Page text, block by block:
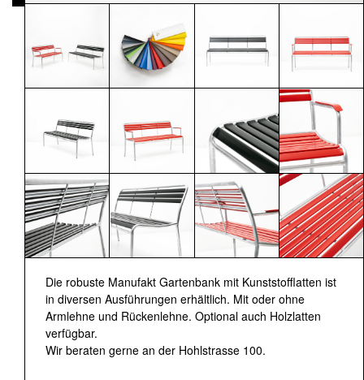
Die robuste Manufakt Gartenbank mit Kunststofflatten ist
in diversen Ausführungen erhältlich. Mit oder ohne
Armlehne und Rückenlehne. Optional auch Holzlatten
verfügbar.
Wir beraten gerne an der Hohlstrasse 100.